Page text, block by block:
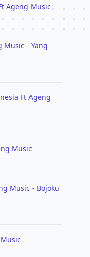
Ageng Music
Music - Yang
Ft Ageng
Music
Music - Bojoku